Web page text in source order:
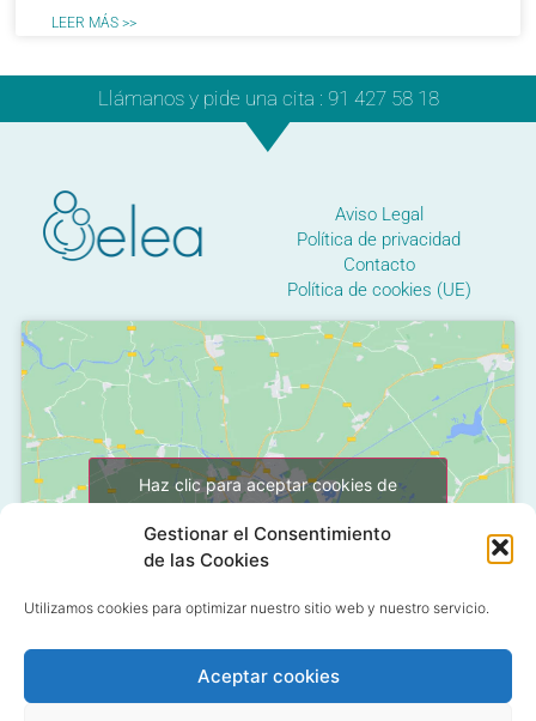
Gestionar el Consentimiento
de las Cookies
Utilizamos cookies para optimizar nuestro sitio web y nuestro servicio.
Aceptar cookies
LEER MÁS >>
Llámanos y pide una cita : 91 427 58 18
Aviso Legal
Política de privacidad
Contacto
Política de cookies (UE)
Haz clic para aceptar cookies de